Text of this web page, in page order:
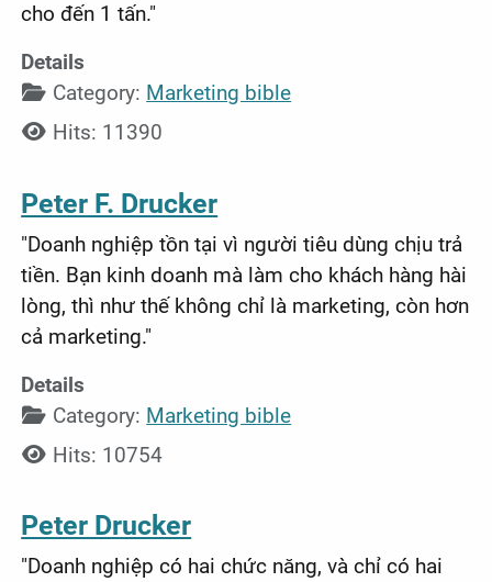
cho đến 1 tấn."
Details
Category: Marketing bible
Hits: 11390
Peter F. Drucker
"Doanh nghiệp tồn tại vì người tiêu dùng chịu trả
tiền. Bạn kinh doanh mà làm cho khách hàng hài
lòng, thì như thế không chỉ là marketing, còn hơn
cả marketing."
Details
Category: Marketing bible
Hits: 10754
Peter Drucker
"Doanh nghiệp có hai chức năng, và chỉ có hai